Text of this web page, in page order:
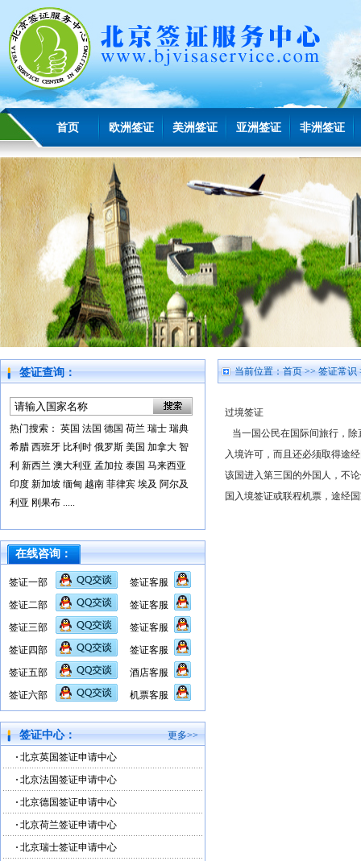
首页 欧洲签证 美洲签证 亚洲签证 非洲签证
签证查询：
热门搜索： 英国 法国 德国 荷兰 瑞士 瑞典
希腊 西班牙 比利时 俄罗斯 美国 加拿大 智
利 新西兰 澳大利亚 孟加拉 泰国 马来西亚
印度 新加坡 缅甸 越南 菲律宾 埃及 阿尔及
利亚 刚果布 .....
在线咨询：
签证一部
签证二部
签证三部
签证四部
签证五部
签证六部
签证客服
签证客服
签证客服
签证客服
酒店客服
机票客服
签证中心：
更多>>
北京英国签证申请中心
北京法国签证申请中心
北京德国签证申请中心
北京荷兰签证申请中心
北京瑞士签证申请中心
当前位置：首页>>签证常识
过境签证
当一国公民在国际间旅行，
入境许可，而且还必须取得途
该国进入第三国的外国人，不
国入境签证或联程机票，途经